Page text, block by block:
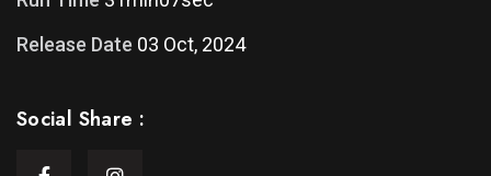
Release Date 03 Oct, 2024
Social Share :